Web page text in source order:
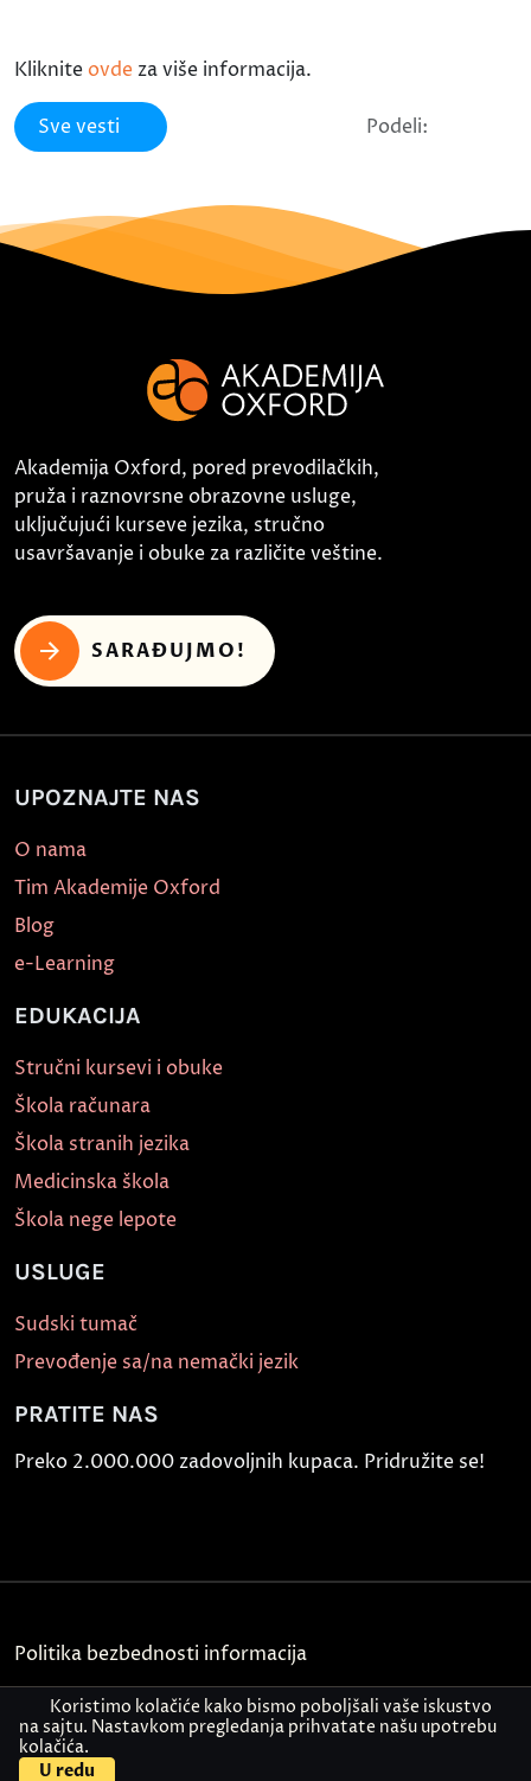
Kliknite ovde za više informacija.
Sve vesti Podeli:
Akademija Oxford, pored prevodilačkih,
pruža i raznovrsne obrazovne usluge,
uključujući kurseve jezika, stručno
usavršavanje i obuke za različite veštine.
SARAĐUJMO!
UPOZNAJTE NAS
O nama
Tim Akademije Oxford
Blog
e-Learning
EDUKACIJA
Stručni kursevi i obuke
Škola računara
Škola stranih jezika
Medicinska škola
Škola nege lepote
USLUGE
Sudski tumač
Prevođenje sa/na nemački jezik
PRATITE NAS
Preko 2.000.000 zadovoljnih kupaca. Pridružite se!
Politika bezbednosti informacija
Kontakt
© Akademija Oxford 2026.
Koristimo kolačiće kako bismo poboljšali vaše iskustvo
na sajtu. Nastavkom pregledanja prihvatate našu upotrebu
kolačića.
U redu